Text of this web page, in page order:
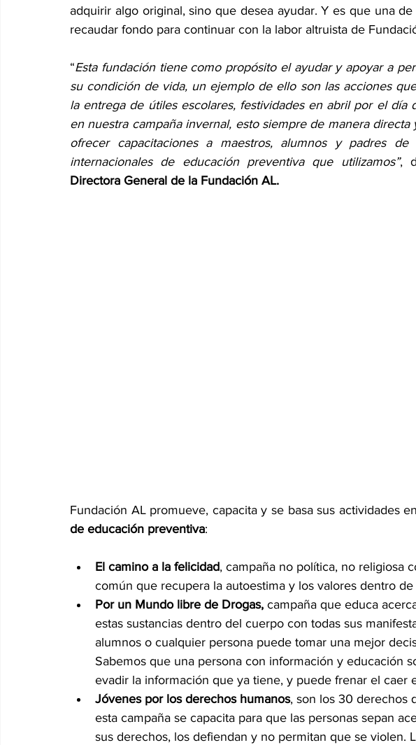
adquirir algo original, sino que desea ayudar. Y es que una
recaudar fondo para continuar con la labor altruista de
“Esta fundación tiene como propósito el ayudar y apoyar a
su condición de vida, un ejemplo de ello son las acciones
la entrega de útiles escolares, festividades en abril por el día
en nuestra campaña invernal, esto siempre de manera
ofrecer capacitaciones a maestros, alumnos y padres
internacionales de educación preventiva que utilizamos”,
Directora General de la Fundación AL.
Fundación AL promueve, capacita y se basa sus actividades en
de educación preventiva:
El camino a la felicidad, campaña no política, no religiosa
común que recupera la autoestima y los valores dentro de
Por un Mundo libre de Drogas, campaña que educa
estas sustancias dentro del cuerpo con todas sus
alumnos o cualquier persona puede tomar una mejor
Sabemos que una persona con información y educación
evadir la información que ya tiene, y puede frenar el caer
Jóvenes por los derechos humanos, son los 30 derechos
esta campaña se capacita para que las personas sepan
sus derechos, los defiendan y no permitan que se violen.